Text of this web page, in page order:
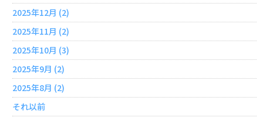
2025年12月 (2)
2025年11月 (2)
2025年10月 (3)
2025年9月 (2)
2025年8月 (2)
それ以前